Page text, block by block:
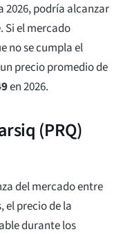
2026, podría alcanzar
Si el mercado
no se cumpla el
precio promedio de
en 2026.
(PRQ)
del mercado entre
el precio de la
durante los